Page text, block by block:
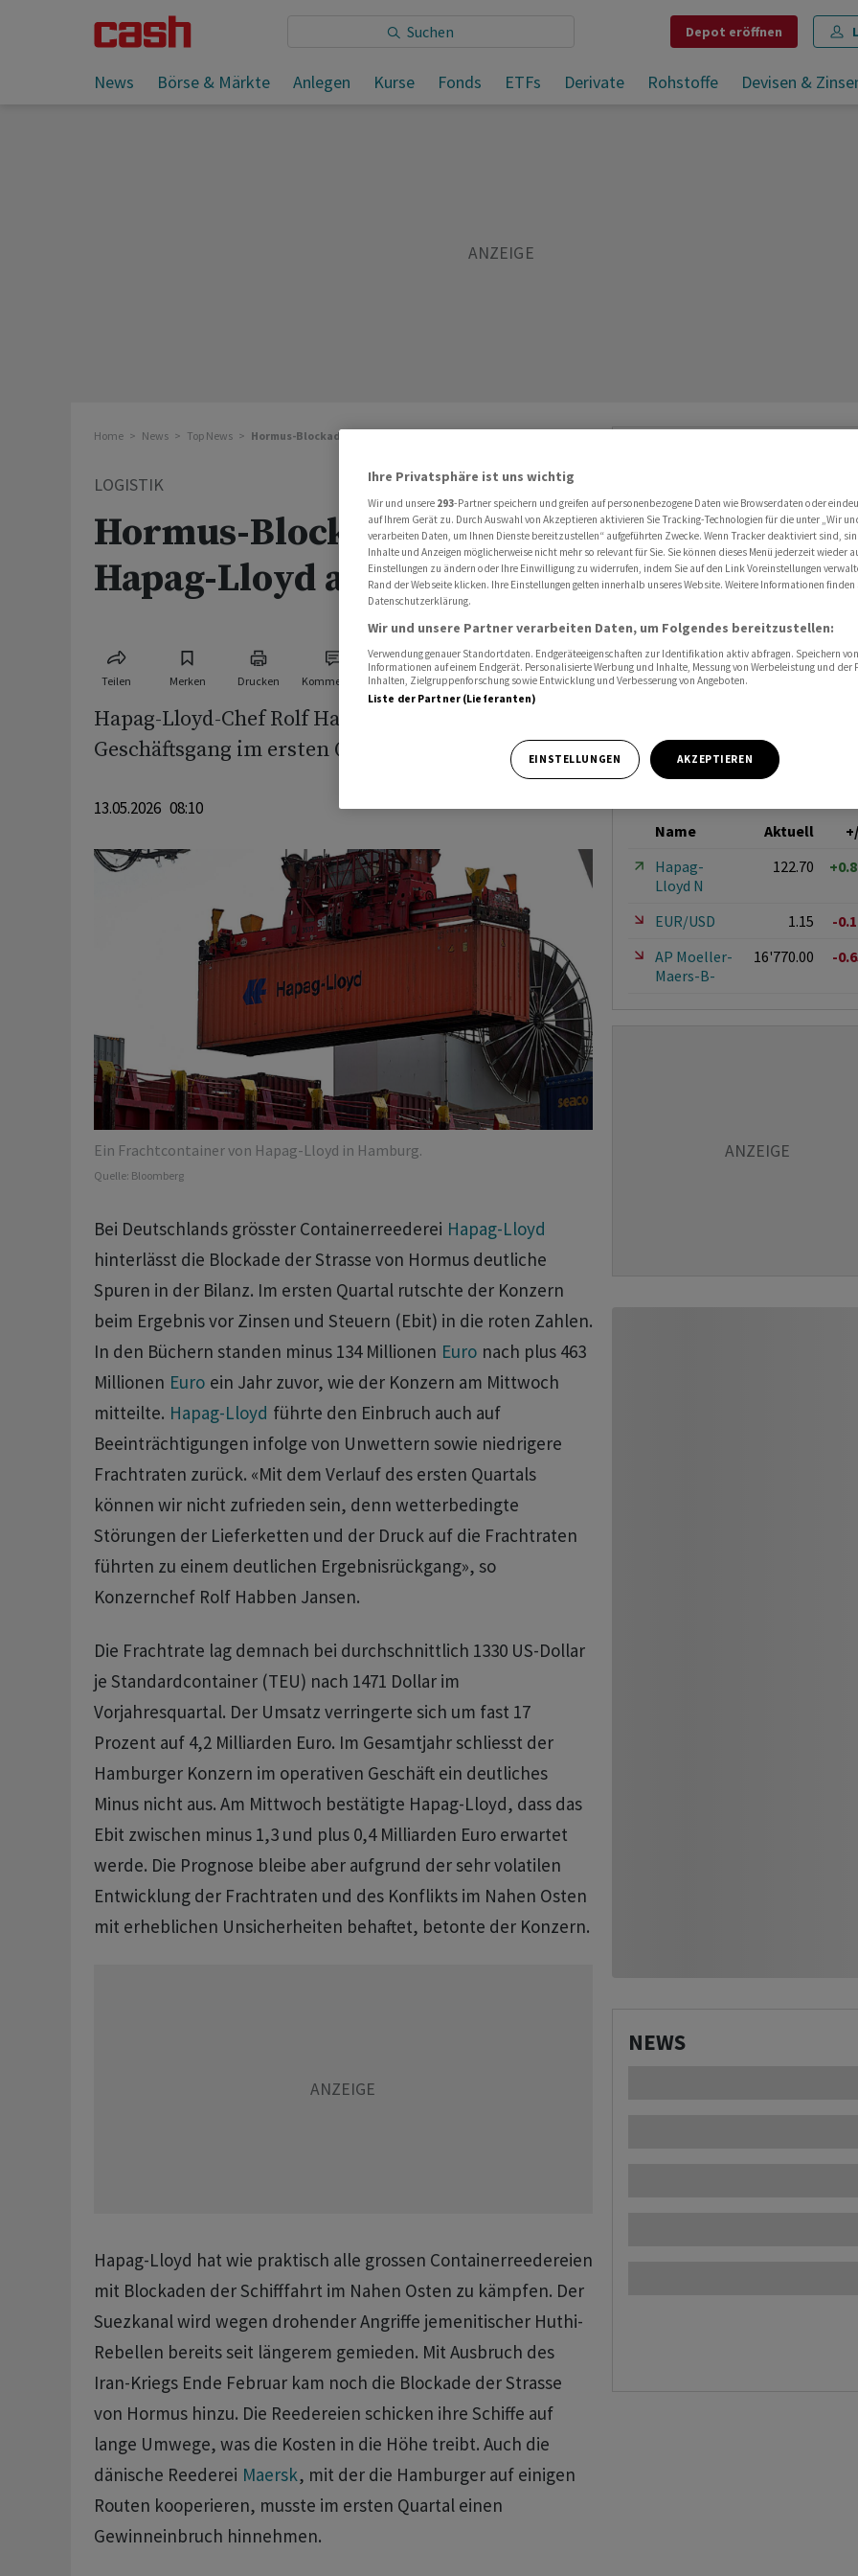
Depot eröffnen
News Börse & Märkte Anlegen Kurse Fonds ETFs Derivate Rohstoffe Devisen &
Sie lesen: Hormus-Blockade bremst Hapag-Lloyd aus
Teilen Merken Drucken Kommentare
Home News Top News Hormus-Blockade bremst Hapag-Lloyd aus
LOGISTIK
Hormus-Blockade bremst
Hapag-Lloyd aus
Teilen Merken Drucken Kommentare
Hapag-Lloyd-Chef Rolf Habben ‌Jansen ist mit dem
Geschäftsgang im ersten Quartal nicht zufrieden.
13.05.2026 08:10
Ein Frachtcontainer von Hapag-Lloyd in Hamburg.
Quelle: Bloomberg
Bei Deutschlands grösster Containerreederei Hapag-Lloyd
hinterlässt die Blockade der Strasse von Hormus deutliche
Spuren in der Bilanz. Im ersten Quartal ‌rutschte ⁠der Konzern
beim Ergebnis vor Zinsen und Steuern (Ebit) in die roten Zahlen.
⁠In den Büchern standen minus 134 Millionen Euro nach plus 463
Millionen Euro ein ‌Jahr zuvor, wie der Konzern am Mittwoch
mitteilte. ‌ Hapag-Lloyd führte den Einbruch auch auf
Beeinträchtigungen ​infolge von Unwettern sowie niedrigere
Frachtraten zurück. «Mit dem Verlauf des ersten Quartals
können wir nicht zufrieden sein, denn wetterbedingte
Störungen der Lieferketten und der Druck auf die Frachtraten
führten zu einem deutlichen Ergebnisrückgang», so
Konzernchef Rolf Habben ‌Jansen.
Die Frachtrate lag demnach bei durchschnittlich 1330 US-Dollar
je Standardcontainer (TEU) nach 1471 Dollar im
Vorjahresquartal. Der Umsatz verringerte sich um fast 17
Prozent auf 4,2 Milliarden ​Euro. Im Gesamtjahr schliesst der
Hamburger Konzern im operativen ​Geschäft ein deutliches
Minus nicht aus. Am Mittwoch ​bestätigte Hapag-Lloyd, dass das
Ebit zwischen minus 1,3 und plus 0,4 Milliarden Euro erwartet
‌werde. Die Prognose bleibe aber aufgrund der sehr volatilen
Entwicklung der Frachtraten und des Konflikts im Nahen Osten
mit erheblichen Unsicherheiten behaftet, betonte der Konzern.
Hapag-Lloyd ​hat ​wie praktisch alle grossen Containerreedereien
mit Blockaden ⁠der Schifffahrt im Nahen Osten zu kämpfen. ​Der
Suezkanal wird wegen ⁠drohender Angriffe jemenitischer Huthi-
Rebellen bereits seit längerem gemieden. Mit Ausbruch des
Iran-Kriegs ‌Ende Februar kam noch die Blockade der Strasse
von Hormus hinzu. Die Reedereien schicken ihre Schiffe auf
lange Umwege, was die ‌Kosten in die Höhe treibt. Auch die
dänische Reederei ​ Maersk, mit der die Hamburger auf einigen
Routen kooperieren, musste im ersten Quartal einen
Gewinneinbruch hinnehmen.
Name Aktuell
Hapag-
Lloyd N
122.70
EUR/USD 1.15
-
AP Moeller-
Maers-B-
16'770.00 -
NEWS
Ihre Privatsphäre ist uns wichtig
Wir und unsere 293-Partner speichern und greifen auf personenbezogene Daten wie Browserdaten oder
auf Ihrem Gerät zu. Durch Auswahl von Akzeptieren aktivieren Sie Tracking-Technologien für die unter „Wir
verarbeiten Daten, um Ihnen Dienste bereitzustellen“ aufgeführten Zwecke. Wenn Tracker deaktiviert sind,
Inhalte und Anzeigen möglicherweise nicht mehr so relevant für Sie. Sie können dieses Menü jederzeit wieder
Einstellungen zu ändern oder Ihre Einwilligung zu widerrufen, indem Sie auf den Link Voreinstellungen
Rand der Webseite klicken. Ihre Einstellungen gelten innerhalb unseres Website. Weitere Informationen finden
Datenschutzerklärung.
Wir und unsere Partner verarbeiten Daten, um Folgendes bereitzustellen:
Verwendung genauer Standortdaten. Endgeräteeigenschaften zur Identifikation aktiv abfragen. Speichern
Informationen auf einem Endgerät. Personalisierte Werbung und Inhalte, Messung von Werbeleistung und der
Inhalten, Zielgruppenforschung sowie Entwicklung und Verbesserung von Angeboten.
Liste der Partner (Lieferanten)
EINSTELLUNGEN AKZEPTIEREN